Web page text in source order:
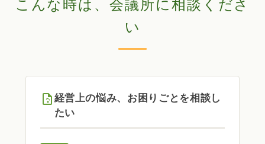
こんな時は、会議所に相談くださ
い
経営上の悩み、お困りごとを相談し
たい